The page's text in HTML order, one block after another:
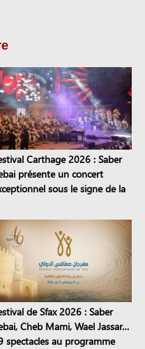
Carthage 2026 : Saber
présente un concert
sous le signe de la
de Sfax 2026 : Saber
Cheb Mami, Wael Jassar…
spectacles au programme